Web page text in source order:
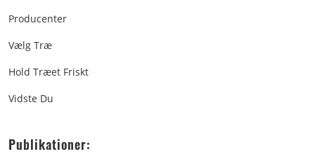
Producenter
Vælg Træ
Hold Træet Friskt
Vidste Du
Publikationer: